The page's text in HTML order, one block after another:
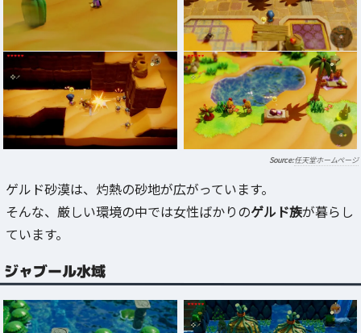
任天堂ホームページ
ゲルド砂漠は、灼熱の砂地が広がっています。
そんな、厳しい環境の中では女性ばかりのゲルド族が暮らし
ています。
ジャブール水域